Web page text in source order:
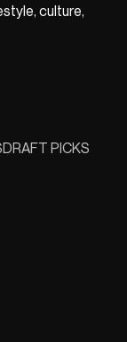
culture,
DRAFT PICKS